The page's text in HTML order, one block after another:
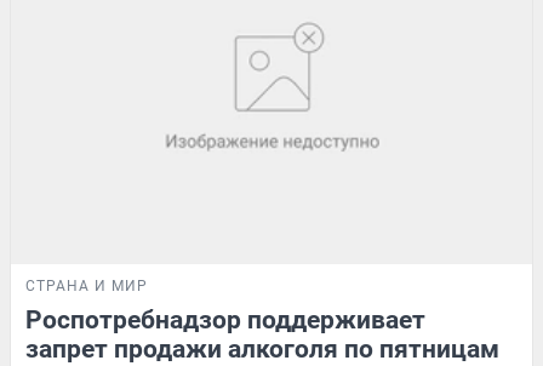
СТРАНА И МИР
Роспотребнадзор поддерживает
запрет продажи алкоголя по пятницам